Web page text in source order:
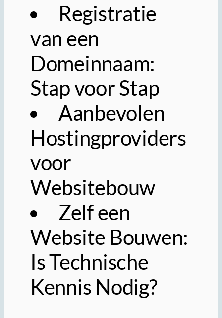
Registratie
van een
Domeinnaam:
Stap voor Stap
Aanbevolen
Hostingproviders
voor
Websitebouw
Zelf een
Website Bouwen:
Is Technische
Kennis Nodig?